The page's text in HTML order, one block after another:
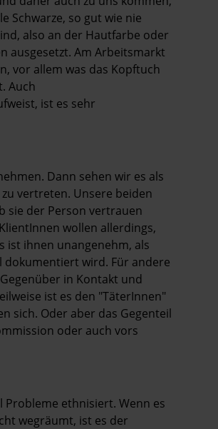
Schwarze, so gut wie nie
also an der Hautfarbe oder
ausgesetzt. Am Arbeitsmarkt
vor allem was das Kopftuch
Auch
ist es sehr
Dann sehen wir es als
vertreten. Unsere beiden
sie der Person vertrauen
wollen allerdings,
ist ihnen unangenehm, als
dokumentiert wird. Für andere
in Kontakt und
ist es den "TäterInnen"
sich. Oder aber das Gegenteil
oder auch vors
ethnisiert. Wenn es
wegräumt, ist es der